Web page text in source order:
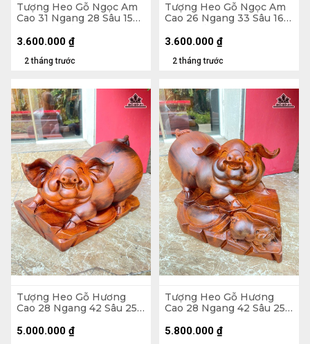
Tượng Heo Gỗ Ngọc Am
Cao 31 Ngang 28 Sâu 15
2 tháng trước
3.600.000 ₫
Tượng Heo Gỗ Ngọc Am
Cao 26 Ngang 33 Sâu 16
2 tháng trước
3.600.000 ₫
Tượng Heo Gỗ Hương
Cao 28 Ngang 42 Sâu 25
5.000.000 ₫
Tượng Heo Gỗ Hương
Cao 28 Ngang 42 Sâu 25
5.800.000 ₫